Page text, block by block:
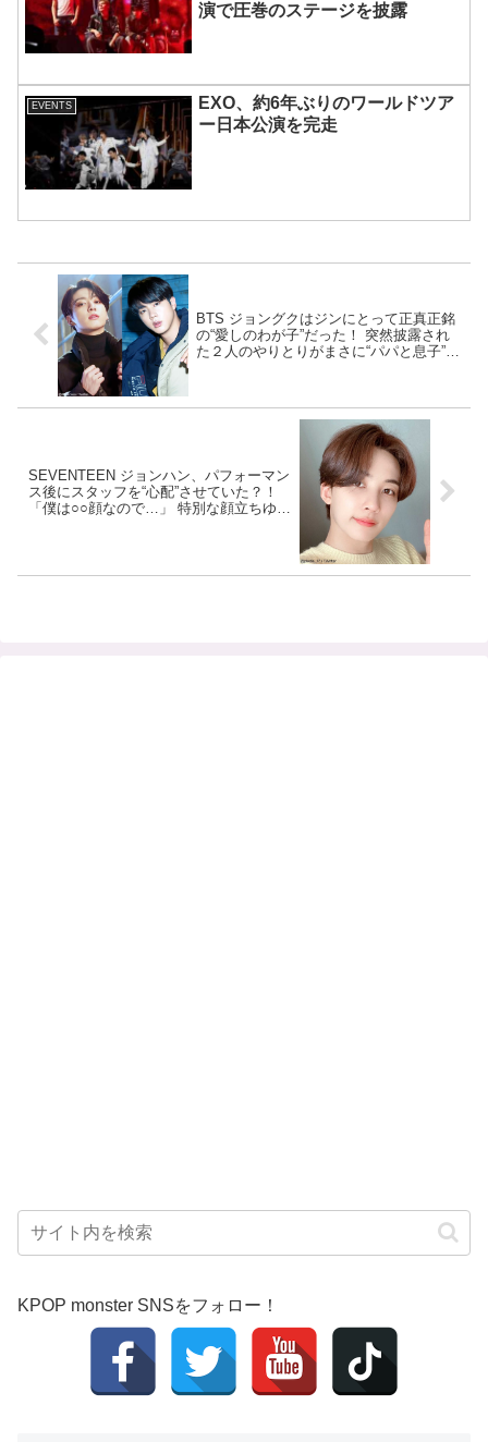
演で圧巻のステージを披露
EVENTS
EXO、約6年ぶりのワールドツア
ー日本公演を完走
BTS ジョングクはジンにとって正真正銘
の“愛しのわが子”だった！ 突然披露され
た２人のやりとりがまさに“パパと息子”そ
SEVENTEEN ジョンハン、パフォーマン
ス後にスタッフを“心配”させていた？！
「僕は○○顔なので…」 特別な顔立ちゆえ
KPOP monster SNSをフォロー！